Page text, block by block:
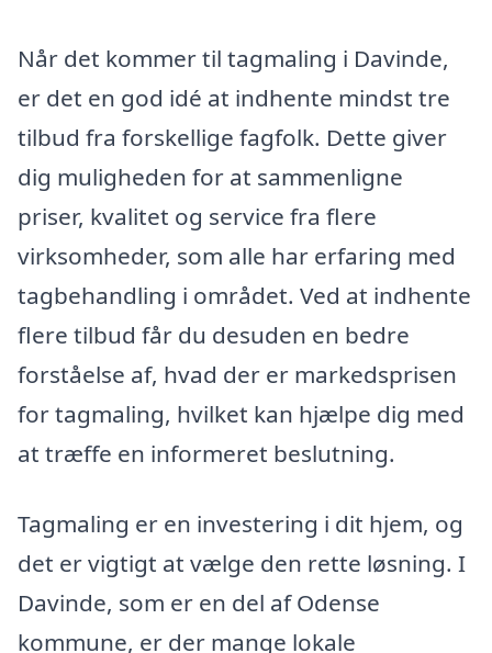
Når det kommer til tagmaling i Davinde,
er det en god idé at indhente mindst tre
tilbud fra forskellige fagfolk. Dette giver
dig muligheden for at sammenligne
priser, kvalitet og service fra flere
virksomheder, som alle har erfaring med
tagbehandling i området. Ved at indhente
flere tilbud får du desuden en bedre
forståelse af, hvad der er markedsprisen
for tagmaling, hvilket kan hjælpe dig med
at træffe en informeret beslutning.
Tagmaling er en investering i dit hjem, og
det er vigtigt at vælge den rette løsning. I
Davinde, som er en del af Odense
kommune, er der mange lokale